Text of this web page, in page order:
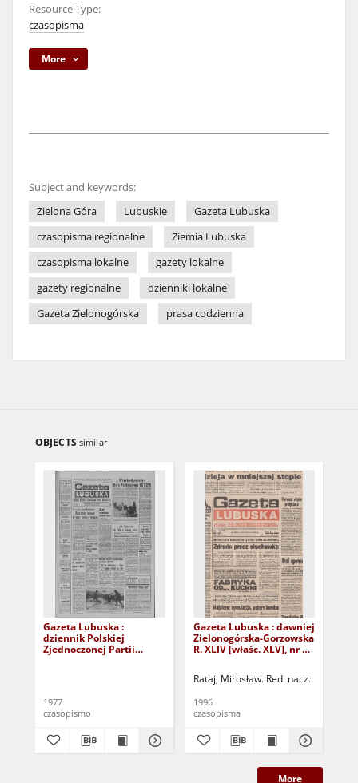
Resource Type:
czasopisma
More
Subject and keywords:
Zielona Góra
Lubuskie
Gazeta Lubuska
czasopisma regionalne
Ziemia Lubuska
czasopisma lokalne
gazety lokalne
gazety regionalne
dzienniki lokalne
Gazeta Zielonogórska
prasa codzienna
OBJECTS similar
Gazeta Lubuska :
dziennik Polskiej
Zjednoczonej Partii
1977
czasopismo
Gazeta Lubuska : dawniej
Zielonogórska-Gorzowska
R. XLIV [właśc. XLV], nr 52
Rataj, Mirosław. Red. nacz.
1996
czasopisma
More